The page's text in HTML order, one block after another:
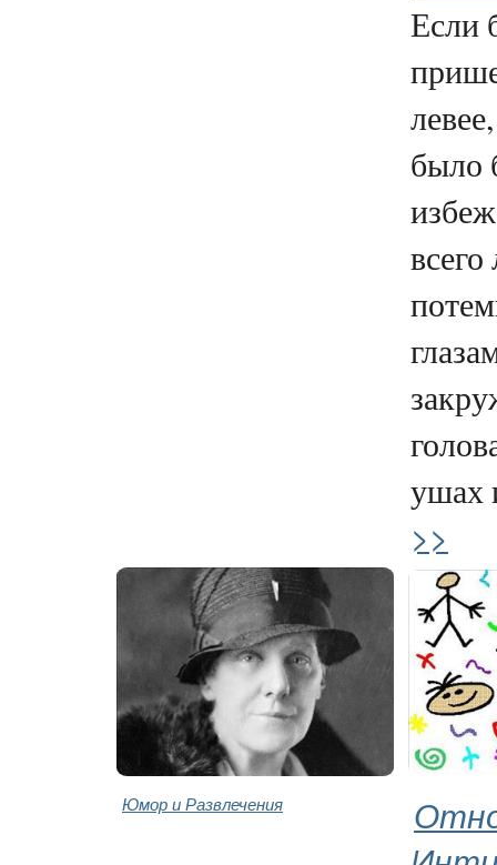
Если
было
ушах
>>
Юмор и Развлечения